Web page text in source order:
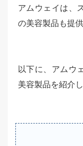
アムウェイは、
の美容製品も提
以下に、アムウ
美容製品を紹介し